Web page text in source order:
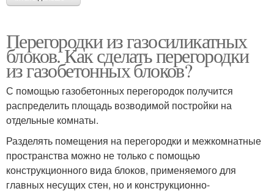
Перегородки из газосиликатных
блоков. Как сделать перегородки
из газобетонных блоков?
С помощью газобетонных перегородок получится
распределить площадь возводимой постройки на
отдельные комнаты.
Разделять помещения на перегородки и межкомнатные
пространства можно не только с помощью
конструкционного вида блоков, применяемого для
главных несущих стен, но и конструкционно-